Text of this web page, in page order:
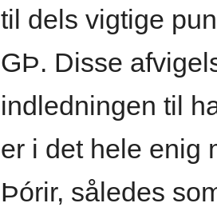
til dels vigtige
GÞ. Disse
indledningen til
er i det hele enig
Þórir, således